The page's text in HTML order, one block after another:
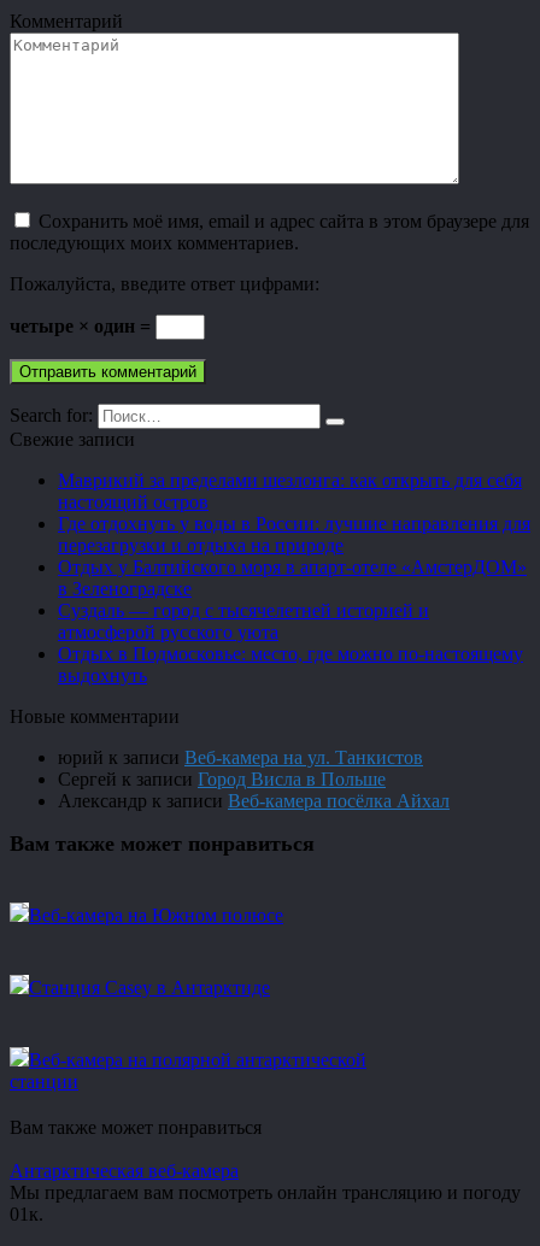
Комментарий
Сохранить моё имя, email и адрес сайта в этом браузере для
последующих моих комментариев.
Пожалуйста, введите ответ цифрами:
четыре × один =
Search for:
Свежие записи
Маврикий за пределами шезлонга: как открыть для себя
настоящий остров
Где отдохнуть у воды в России: лучшие направления для
перезагрузки и отдыха на природе
Отдых у Балтийского моря в апарт-отеле «АмстерДОМ»
в Зеленоградске
Суздаль — город с тысячелетней историей и
атмосферой русского уюта
Отдых в Подмосковье: место, где можно по-настоящему
выдохнуть
Новые комментарии
юрий к записи Веб-камера на ул. Танкистов
Сергей к записи Город Висла в Польше
Александр к записи Веб-камера посёлка Айхал
Вам также может понравиться
Веб-камера на Южном полюсе
Станция Casey в Антарктиде
Веб-камера на полярной антарктической
станции
Вам также может понравиться
Антарктическая веб-камера
Мы предлагаем вам посмотреть онлайн трансляцию и погоду
01к.